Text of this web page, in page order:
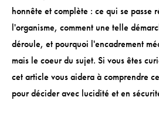
honnête et complète : ce qui se passe
l'organisme, comment une telle
déroule, et pourquoi l'encadrement
mais le coeur du sujet. Si vous êtes
cet article vous aidera à comprendre
pour décider avec lucidité et en